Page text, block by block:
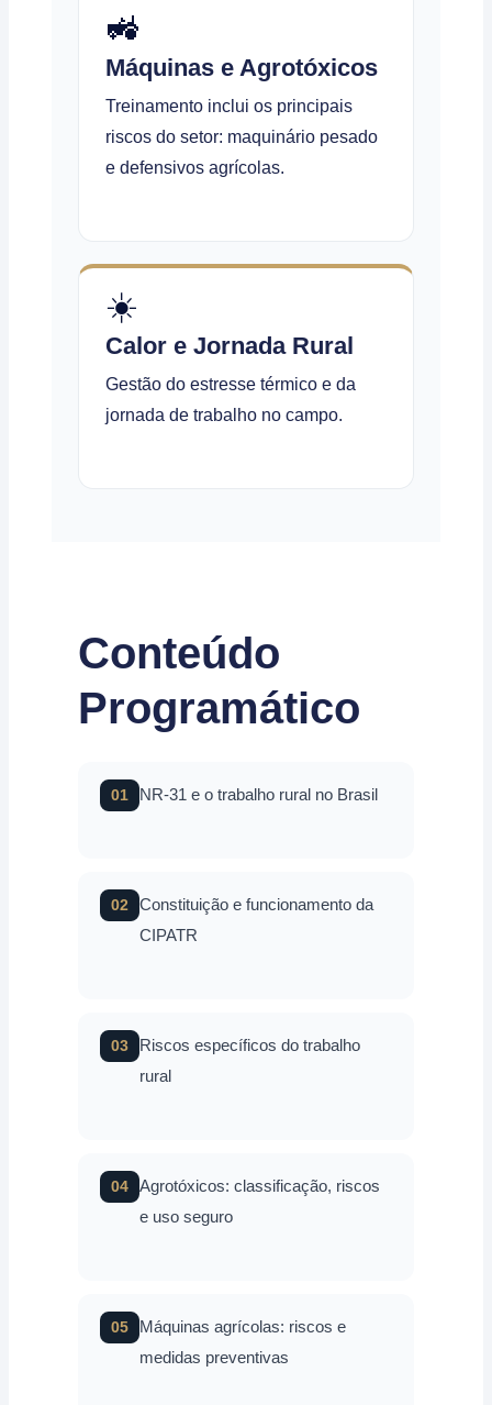
🚜
Máquinas e Agrotóxicos
Treinamento inclui os principais
riscos do setor: maquinário pesado
e defensivos agrícolas.
☀️
Calor e Jornada Rural
Gestão do estresse térmico e da
jornada de trabalho no campo.
Conteúdo
Programático
01 NR-31 e o trabalho rural no Brasil
02
Constituição e funcionamento da
CIPATR
03
Riscos específicos do trabalho
rural
04
Agrotóxicos: classificação, riscos
e uso seguro
05
Máquinas agrícolas: riscos e
medidas preventivas